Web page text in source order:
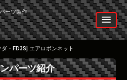
ーツ製作
ダ・FD3S] エアロボンネット
パーツ紹介